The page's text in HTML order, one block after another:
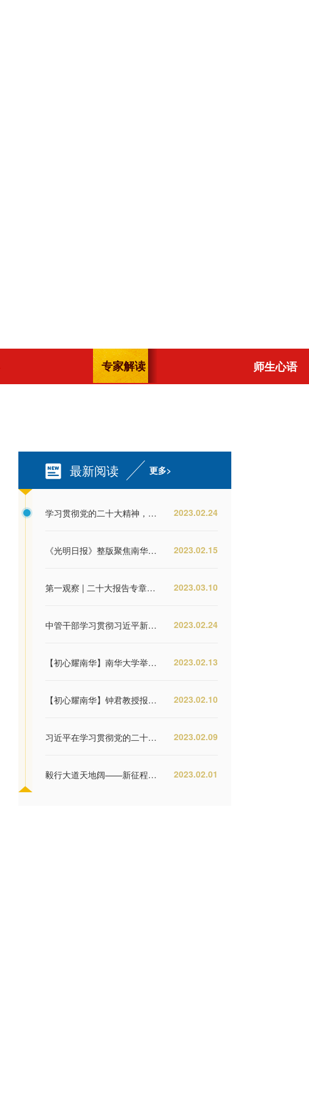
专家解读 师生心语
最新阅读 更多>
2023.02.24
学习贯彻党的二十大精神，总书记这样指导部署
2023.02.15
《光明日报》整版聚焦南华大学：坚守初心使命 办人民满意的大学
2023.03.10
第一观察 | 二十大报告专章部署的这三项工作，总书记持续推动落实
2023.02.24
中管干部学习贯彻习近平新时代中国特色社会主义思想和党的二十大精神研讨班在京举办
2023.02.13
【初心耀南华】南华大学举行2023年春季学期第一次升旗仪式
2023.02.10
【初心耀南华】钟君教授报告会在南华大学举行
2023.02.09
习近平在学习贯彻党的二十大精神研讨班开班式上发表重要讲话强调 正确理解和大力推进中国式现代化
2023.02.01
毅行大道天地阔——新征程上的中国将为人类发展进步作出更大贡献